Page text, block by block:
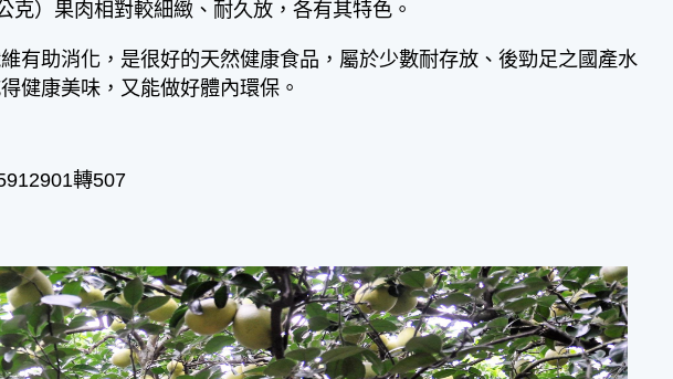
）果肉相對較細緻、耐久放，各有其特色。
助消化，是很好的天然健康食品，屬於少數耐存放、後勁足之國產水
健康美味，又能做好體內環保。
轉507